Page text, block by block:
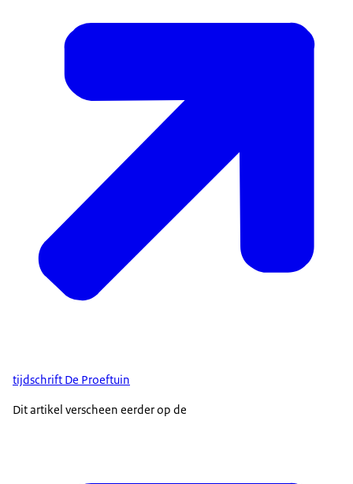
tijdschrift De Proeftuin
Dit artikel verscheen eerder op de